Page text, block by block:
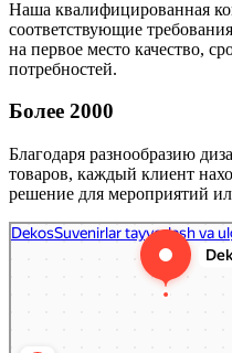
Наша квалифицированная
соответствующие
на первое место качество,
потребностей.
Более 2000
Благодаря разнообразию
товаров, каждый клиент
решение для мероприятий